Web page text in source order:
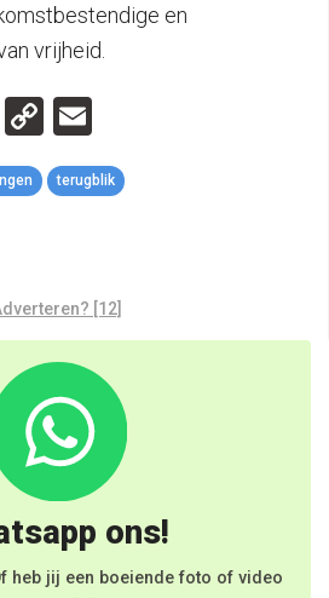
en
vrijheid.
WhatsApp
Copy
Link
terugblik
[12]
ons!
heb jij een boeiende foto of video